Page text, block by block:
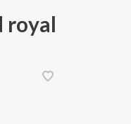
royal